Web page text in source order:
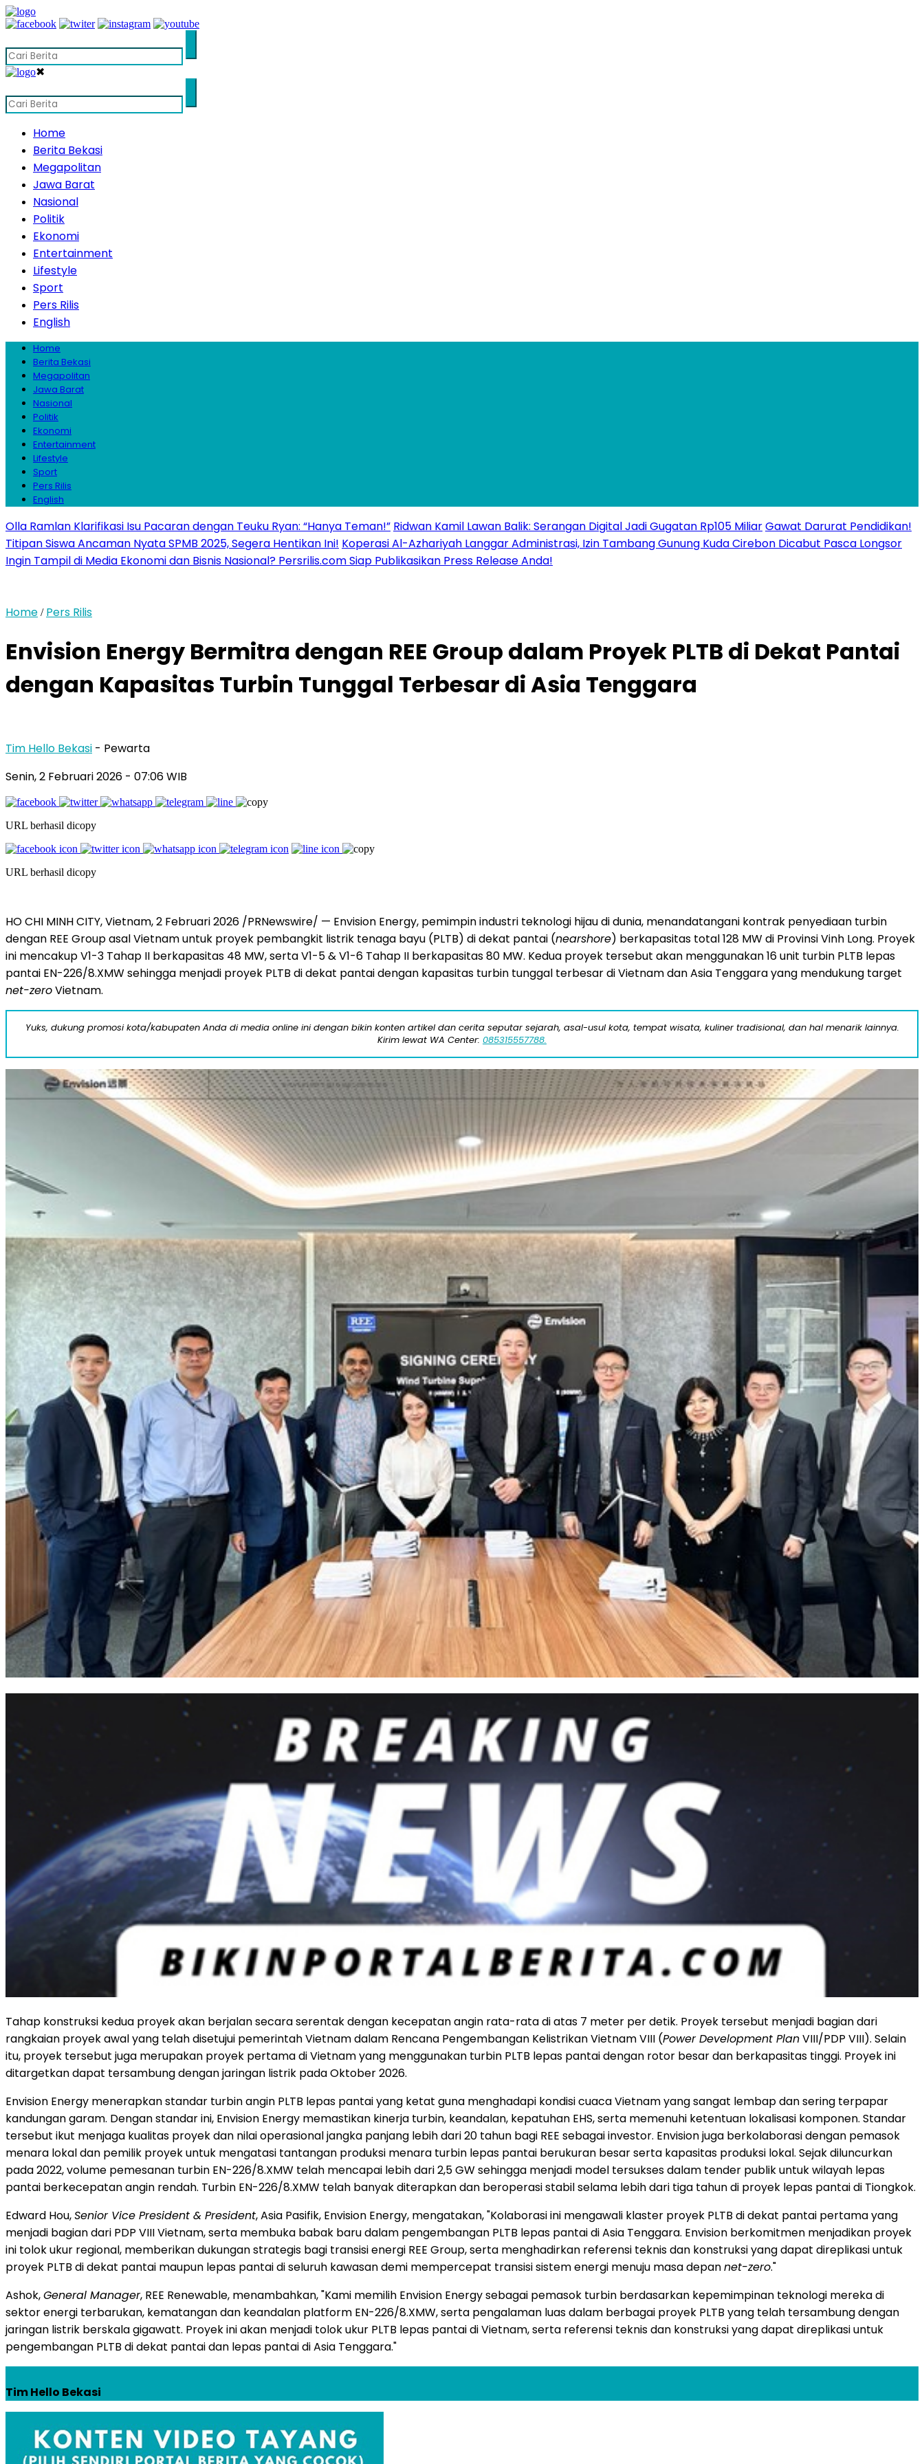
✖
Home
Berita Bekasi
Megapolitan
Jawa Barat
Nasional
Politik
Ekonomi
Entertainment
Lifestyle
Sport
Pers Rilis
English
Home
Berita Bekasi
Megapolitan
Jawa Barat
Nasional
Politik
Ekonomi
Entertainment
Lifestyle
Sport
Pers Rilis
English
Olla Ramlan Klarifikasi Isu Pacaran dengan Teuku Ryan: “Hanya Teman!” Ridwan Kamil Lawan Balik: Serangan Digital Jadi Gugatan Rp105 MiliarGawat Darurat Pendidikan!
Titipan Siswa Ancaman Nyata SPMB 2025, Segera Hentikan Ini! Koperasi Al-Azhariyah Langgar Administrasi, Izin Tambang Gunung Kuda Cirebon Dicabut Pasca Longsor
Ingin Tampil di Media Ekonomi dan Bisnis Nasional? Persrilis.com Siap Publikasikan Press Release Anda!
Home / Pers Rilis
Envision Energy Bermitra dengan REE Group dalam Proyek PLTB di Dekat Pantai
dengan Kapasitas Turbin Tunggal Terbesar di Asia Tenggara
Tim Hello Bekasi - Pewarta
Senin, 2 Februari 2026 - 07:06 WIB
URL berhasil dicopy
URL berhasil dicopy
HO CHI MINH CITY, Vietnam, 2 Februari 2026 /PRNewswire/ — Envision Energy, pemimpin industri teknologi hijau di dunia, menandatangani kontrak penyediaan turbin
dengan REE Group asal Vietnam untuk proyek pembangkit listrik tenaga bayu (PLTB) di dekat pantai (nearshore) berkapasitas total 128 MW di Provinsi Vinh Long. Proyek
ini mencakup V1-3 Tahap II berkapasitas 48 MW, serta V1-5 & V1-6 Tahap II berkapasitas 80 MW. Kedua proyek tersebut akan menggunakan 16 unit turbin PLTB lepas
pantai EN-226/8.XMW sehingga menjadi proyek PLTB di dekat pantai dengan kapasitas turbin tunggal terbesar di Vietnam dan Asia Tenggara yang mendukung target
net-zeroVietnam.
Yuks, dukung promosi kota/kabupaten Anda di media online ini dengan bikin konten artikel dan cerita seputar sejarah, asal-usul kota, tempat wisata, kuliner tradisional, dan hal menarik lainnya.
Kirim lewat WA Center: 085315557788.
Tahap konstruksi kedua proyek akan berjalan secara serentak dengan kecepatan angin rata-rata di atas 7 meter per detik. Proyek tersebut menjadi bagian dari
rangkaian proyek awal yang telah disetujui pemerintah Vietnam dalam Rencana Pengembangan Kelistrikan Vietnam VIII (Power Development PlanVIII/PDP VIII). Selain
itu, proyek tersebut juga merupakan proyek pertama di Vietnam yang menggunakan turbin PLTB lepas pantai dengan rotor besar dan berkapasitas tinggi. Proyek ini
ditargetkan dapat tersambung dengan jaringan listrik pada Oktober 2026.
Envision Energy menerapkan standar turbin angin PLTB lepas pantai yang ketat guna menghadapi kondisi cuaca Vietnam yang sangat lembap dan sering terpapar
kandungan garam. Dengan standar ini, Envision Energy memastikan kinerja turbin, keandalan, kepatuhan EHS, serta memenuhi ketentuan lokalisasi komponen. Standar
tersebut ikut menjaga kualitas proyek dan nilai operasional jangka panjang lebih dari 20 tahun bagi REE sebagai investor. Envision juga berkolaborasi dengan pemasok
menara lokal dan pemilik proyek untuk mengatasi tantangan produksi menara turbin lepas pantai berukuran besar serta kapasitas produksi lokal. Sejak diluncurkan
pada 2022, volume pemesanan turbin EN-226/8.XMW telah mencapai lebih dari 2,5 GW sehingga menjadi model tersukses dalam tender publik untuk wilayah lepas
pantai berkecepatan angin rendah. Turbin EN-226/8.XMW telah banyak diterapkan dan beroperasi stabil selama lebih dari tiga tahun di proyek lepas pantai di Tiongkok.
Edward Hou,Senior Vice President & President, Asia Pasifik, Envision Energy, mengatakan, "Kolaborasi ini mengawali klaster proyek PLTB di dekat pantai pertama yang
menjadi bagian dari PDP VIII Vietnam, serta membuka babak baru dalam pengembangan PLTB lepas pantai di Asia Tenggara. Envision berkomitmen menjadikan proyek
ini tolok ukur regional, memberikan dukungan strategis bagi transisi energi REE Group, serta menghadirkan referensi teknis dan konstruksi yang dapat direplikasi untuk
proyek PLTB di dekat pantai maupun lepas pantai di seluruh kawasan demi mempercepat transisi sistem energi menuju masa depannet-zero."
Ashok,General Manager, REE Renewable, menambahkan, "Kami memilih Envision Energy sebagai pemasok turbin berdasarkan kepemimpinan teknologi mereka di
sektor energi terbarukan, kematangan dan keandalan platform EN-226/8.XMW, serta pengalaman luas dalam berbagai proyek PLTB yang telah tersambung dengan
jaringan listrik berskala gigawatt. Proyek ini akan menjadi tolok ukur PLTB lepas pantai di Vietnam, serta referensi teknis dan konstruksi yang dapat direplikasi untuk
pengembangan PLTB di dekat pantai dan lepas pantai di Asia Tenggara."
Tim Hello Bekasi